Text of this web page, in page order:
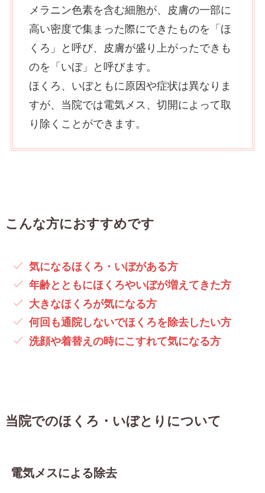
メラニン色素を含む細胞が、皮膚の一部に
高い密度で集まった際にできたものを「ほ
くろ」と呼び、皮膚が盛り上がったできも
のを「いぼ」と呼びます。
ほくろ、いぼともに原因や症状は異なりま
すが、当院では電気メス、切開によって取
り除くことができます。
こんな方におすすめです
気になるほくろ・いぼがある方
年齢とともにほくろやいぼが増えてきた方
大きなほくろが気になる方
何回も通院しないでほくろを除去したい方
洗顔や着替えの時にこすれて気になる方
当院でのほくろ・いぼとりについて
電気メスによる除去